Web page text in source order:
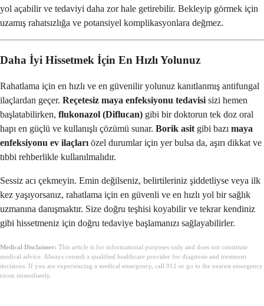
yol açabilir ve tedaviyi daha zor hale getirebilir. Bekleyip görmek için
uzamış rahatsızlığa ve potansiyel komplikasyonlara değmez.
Daha İyi Hissetmek İçin En Hızlı Yolunuz
Rahatlama için en hızlı ve en güvenilir yolunuz kanıtlanmış antifungal
ilaçlardan geçer. Reçetesiz maya enfeksiyonu tedavisi sizi hemen
başlatabilirken, flukonazol (Diflucan) gibi bir doktorun tek doz oral
hapı en güçlü ve kullanışlı çözümü sunar. Borik asit gibi bazı maya
enfeksiyonu ev ilaçları özel durumlar için yer bulsa da, aşırı dikkat ve
tıbbi rehberlikle kullanılmalıdır.
Sessiz acı çekmeyin. Emin değilseniz, belirtileriniz şiddetliyse veya ilk
kez yaşıyorsanız, rahatlama için en güvenli ve en hızlı yol bir sağlık
uzmanına danışmaktır. Size doğru teşhisi koyabilir ve tekrar kendiniz
gibi hissetmeniz için doğru tedaviye başlamanızı sağlayabilirler.
Medical Disclaimer: This article is for informational purposes only and does not constitute
medical advice. Always consult a qualified healthcare provider for diagnosis and treatment
decisions. If you are experiencing a medical emergency, call 911 or go to the nearest emergency
room immediately.